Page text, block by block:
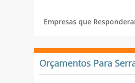
Empresas que
Orçamentos Para